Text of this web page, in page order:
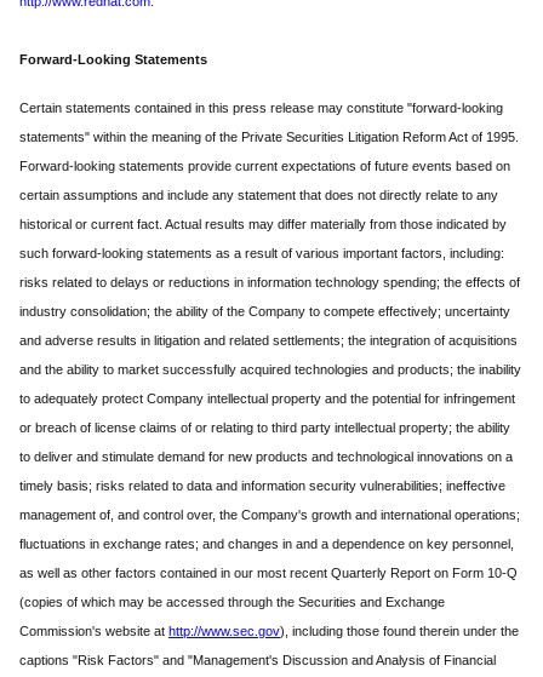
Forward-Looking Statements
Certain statements contained in this press release may constitute "forward-looking
statements" within the meaning of the Private Securities Litigation Reform Act of 1995.
Forward-looking statements provide current expectations of future events based on
certain assumptions and include any statement that does not directly relate to any
historical or current fact. Actual results may differ materially from those indicated by
such forward-looking statements as a result of various important factors, including:
risks related to delays or reductions in information technology spending; the effects of
industry consolidation; the ability of the Company to compete effectively; uncertainty
and adverse results in litigation and related settlements; the integration of acquisitions
and the ability to market successfully acquired technologies and products; the inability
to adequately protect Company intellectual property and the potential for infringement
or breach of license claims of or relating to third party intellectual property; the ability
to deliver and stimulate demand for new products and technological innovations on a
timely basis; risks related to data and information security vulnerabilities; ineffective
management of, and control over, the Company's growth and international operations;
fluctuations in exchange rates; and changes in and a dependence on key personnel,
as well as other factors contained in our most recent Quarterly Report on Form 10-Q
(copies of which may be accessed through the Securities and Exchange
Commission's website at http://www.sec.gov), including those found therein under the
captions "Risk Factors" and "Management's Discussion and Analysis of Financial